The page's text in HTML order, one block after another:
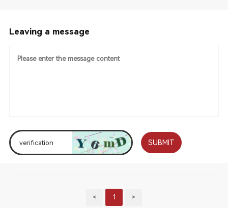
Leaving a message
SUBMIT
< 1 >